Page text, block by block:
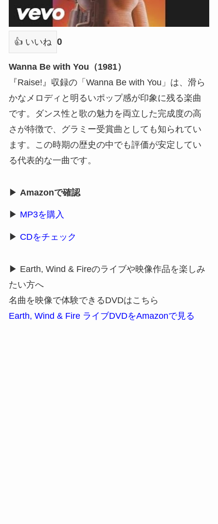
👍 いいね 0
Wanna Be with You（1981）
『Raise!』収録の「Wanna Be with You」は、滑ら
かなメロディと明るいポップ感が印象に残る楽曲
です。ダンス性と歌の魅力を両立した完成度の高
さが特徴で、グラミー受賞曲としても知られてい
ます。この時期の歴史の中でも評価が安定してい
る代表的な一曲です。
▶ Amazonで確認
▶ MP3を購入
▶ CDをチェック
▶ Earth, Wind & Fireのライブや映像作品を楽しみ
たい方へ
名曲を映像で体験できるDVDはこちら
Earth, Wind & Fire ライブDVDをAmazonで見る